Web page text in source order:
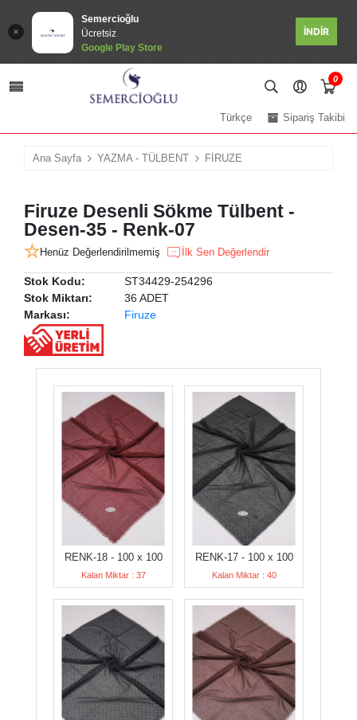
Semercioğlu
Ücretsiz
Google Play Store
İNDİR
0
Sipariş Takibi
Türkçe
Ana Sayfa YAZMA - TÜLBENT FİRUZE
Firuze Desenli Sökme Tülbent -
Desen-35 - Renk-07
Henüz Değerlendirilmemiş İlk Sen Değerlendir
Stok Kodu:
ST34429-254296
Stok Miktarı:
36 ADET
Markası:
Firuze
RENK-18 - 100 x 100
Kalan Miktar : 37
RENK-17 - 100 x 100
Kalan Miktar : 40